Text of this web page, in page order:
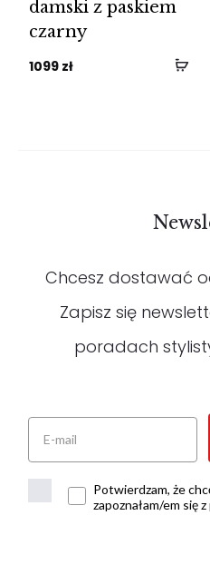
damski z paskiem
czarny
1099 zł
Chcesz dostawać
Zapisz się
poradach
Potwierdzam, że
zapoznałam/em się